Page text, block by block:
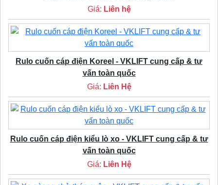
Giá: Liên hệ
Rulo cuốn cáp điện Koreel - VKLIFT cung cấp & tư
vấn toàn quốc
Giá: Liên Hệ
Rulo cuốn cáp điện kiểu lò xo - VKLIFT cung cấp & tư
vấn toàn quốc
Giá: Liên Hệ